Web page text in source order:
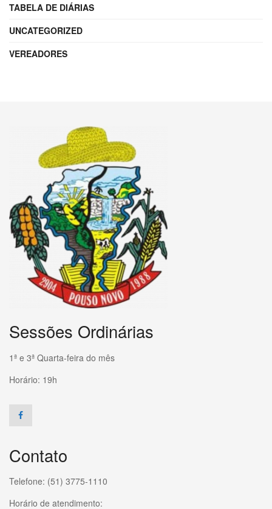
TABELA DE DIÁRIAS
UNCATEGORIZED
VEREADORES
Sessões Ordinárias
1ª e 3ª Quarta-feira do mês
Horário: 19h
Contato
Telefone: (51) 3775-1110
Horário de atendimento: